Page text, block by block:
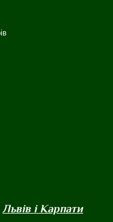
Львів і Карпати